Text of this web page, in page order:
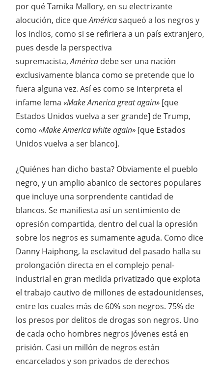
por qué Tamika Mallory, en su electrizante
alocución, dice queAméricasaqueó a los negros y
los indios, como si se refiriera a un país extranjero,
pues desde la perspectiva
supremacista,América debe ser una nación
exclusivamente blanca como se pretende que lo
fuera alguna vez. Así es como se interpreta el
infame lema «Make America great again» [que
Estados Unidos vuelva a ser grande] de Trump,
como «Make America whiteagain» [que Estados
Unidos vuelva a ser blanco].
¿Quiénes han dicho basta? Obviamente el pueblo
negro, y un amplio abanico de sectores populares
que incluye una sorprendente cantidad de
blancos. Se manifiesta así un sentimiento de
opresión compartida, dentro del cual la opresión
sobre los negros es sumamente aguda. Como dice
Danny Haiphong, la esclavitud del pasado halla su
prolongación directa en el complejo penal-
industrial en gran medida privatizado que explota
el trabajo cautivo de millones de estadounidenses,
entre los cuales más de 60% son negros. 75% de
los presos por delitos de drogas son negros. Uno
de cada ocho hombres negros jóvenes está en
prisión. Casi un millón de negros están
encarcelados y son privados de derechos